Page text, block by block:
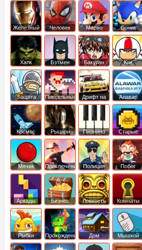
Железный
человек
Человек
Паук
Марио Соник
Халк Бэтмен Бакуган
Кик
Бутовский
Защита
королевства
Пиксельные
Дрифт на
машинах
Алавар
Космос Рыцари Пианино Старые
Мячик Приключения Полиция Побег
Аркады
Бизнес
симуляторы
Ловкость Комнаты
Рыбки Прохождение Дом Мышкой